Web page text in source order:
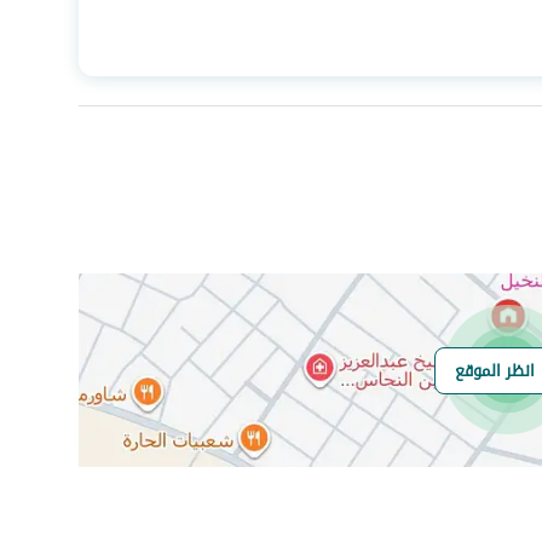
عدد الغرف
11
هل يوجد اي التزام
على العقار ؟
لايوجد
مطابقة لكود البناء
Yes
انظر الموقع